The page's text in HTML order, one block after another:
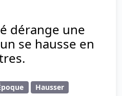
dérange une
se hausse en
Hausser